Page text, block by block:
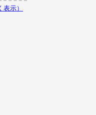
示）